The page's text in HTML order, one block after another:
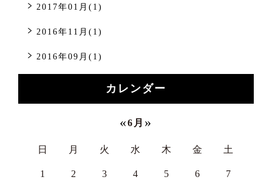
2017年01月(1)
2016年11月(1)
2016年09月(1)
カレンダー
«6月 »
日 月 火 水 木 金 土
1 2 3 4 5 6 7